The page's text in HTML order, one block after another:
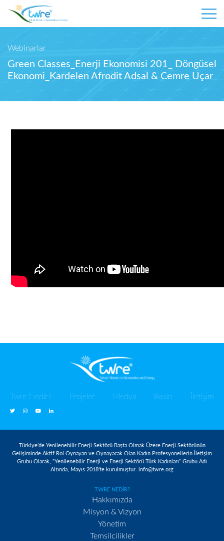
Webinarlar
Green Classes_Enerji Ekonomisi 201_ Döngüsel
Ekonomi_Kardelen Afrodit Adsal & Cemre Uçar
Twre Nedir? Projeler Medya Basın İletişim
Türkiye’de Yenilenebilir Enerji Sektörü Başta Olmak Üzere Enerji Sektörünün
Gelişiminde Aktif Rol Oynayan ve Oynayacak Olan Kadın Profesyonellerin İletişim
Grubu Olarak, “Yenilenebilir Enerji ve Enerji Sektörü Türk Kadınları” Grubu Adı
Altında, Mayıs 2018’te kurulmuştur. info@twre.org
TWRE NEDİR?
Hakkımızda
Misyon & Vizyon
Yönetim
Temsilcilikler